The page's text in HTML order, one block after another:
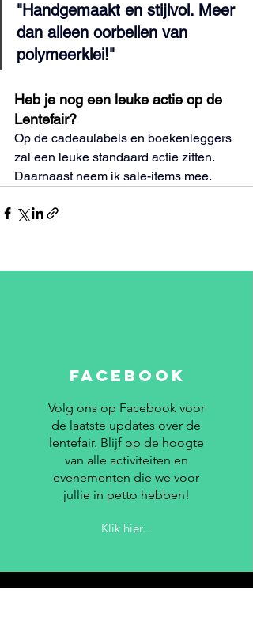
"Handgemaakt en stijlvol. Meer
dan alleen oorbellen van
polymeerklei!"
Heb je nog een leuke actie op de
Lentefair?
Op de cadeaulabels en boekenleggers
zal een leuke standaard actie zitten.
Daarnaast neem ik sale-items mee.
FACEBOOK
Volg ons op Facebook voor
de laatste updates over de
lentefair. Blijf op de hoogte
van alle activiteiten en
evenementen die we voor
jullie in petto hebben!
Klik hier...